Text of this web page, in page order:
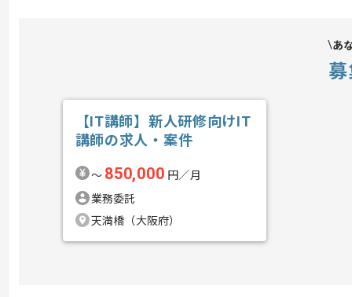
あ
【IT講師】新人研修向けIT
講師の求人・案件
〜 850,000 円／月
業務委託
天満橋（大阪府）